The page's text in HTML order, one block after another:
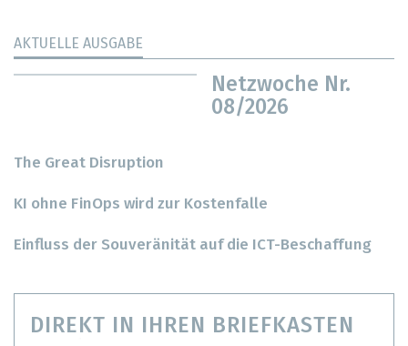
AKTUELLE AUSGABE
Netzwoche Nr.
08/2026
The Great Disruption
KI ohne FinOps wird zur Kostenfalle
Einfluss der Souveränität auf die ICT-Beschaffung
DIREKT IN IHREN BRIEFKASTEN